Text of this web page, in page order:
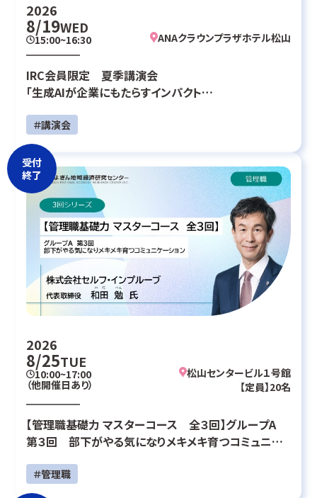
2026
8/19WED
15:00~16:30 ANAクラウンプラザホテル松山
IRC会員限定 夏季講演会
「生成AIが企業にもたらすインパクト
＃講演会
受付
終了
2026
8/25TUE
（他開催日あり）
10:00~17:00
松山センタービル１号館
【定員】20名
【管理職基礎力 マスターコース 全３回】グループA
第３回 部下がやる気になりメキメキ育つコミュニケ
＃管理職